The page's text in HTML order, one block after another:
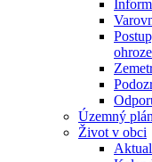
Územný plán
Život v obci